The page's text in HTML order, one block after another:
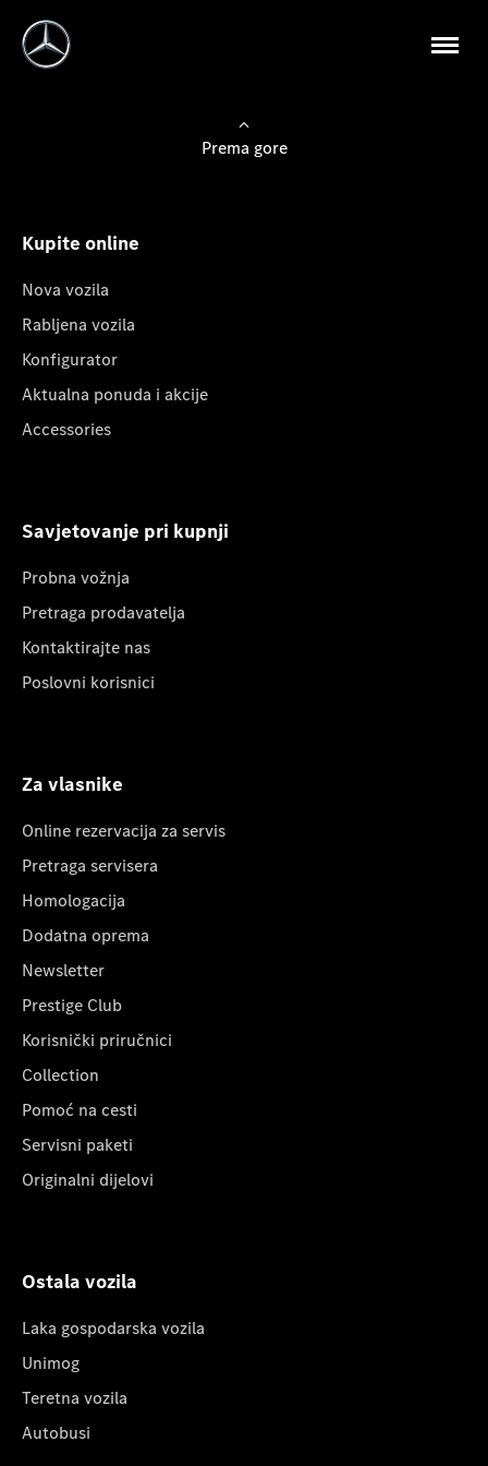
Prema gore
Kupite online
Nova vozila
Rabljena vozila
Konfigurator
Aktualna ponuda i akcije
Accessories
Savjetovanje pri kupnji
Probna vožnja
Pretraga prodavatelja
Kontaktirajte nas
Poslovni korisnici
Za vlasnike
Online rezervacija za servis
Pretraga servisera
Homologacija
Dodatna oprema
Newsletter
Prestige Club
Korisnički priručnici
Collection
Pomoć na cesti
Servisni paketi
Originalni dijelovi
Ostala vozila
Laka gospodarska vozila
Unimog
Teretna vozila
Autobusi